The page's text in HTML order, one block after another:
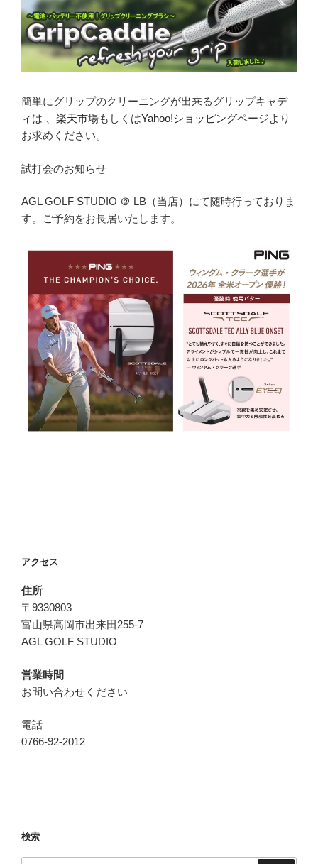
簡単にグリップのクリーニングが出来るグリップキャデ
ィは 、 楽天市場もしくはYahoo!ショッピングページより
お求めください。
試打会のお知らせ
AGL GOLF STUDIO ＠ LB（当店）にて随時行っておりま
す。ご予約をお長居いたします。
アクセス
住所
〒9330803
富山県高岡市出来田255-7
AGL GOLF STUDIO
営業時間
お問い合わせください
電話
0766-92-2012
検索